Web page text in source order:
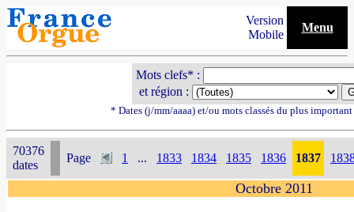
Version
Mobile
Menu
Mots clefs* :
et région :
* Dates (j/mm/aaaa) et/ou mots classés du plus
70376
dates
Page 1 ... 1833 1834 1835 1836 1837
Octobre 2011